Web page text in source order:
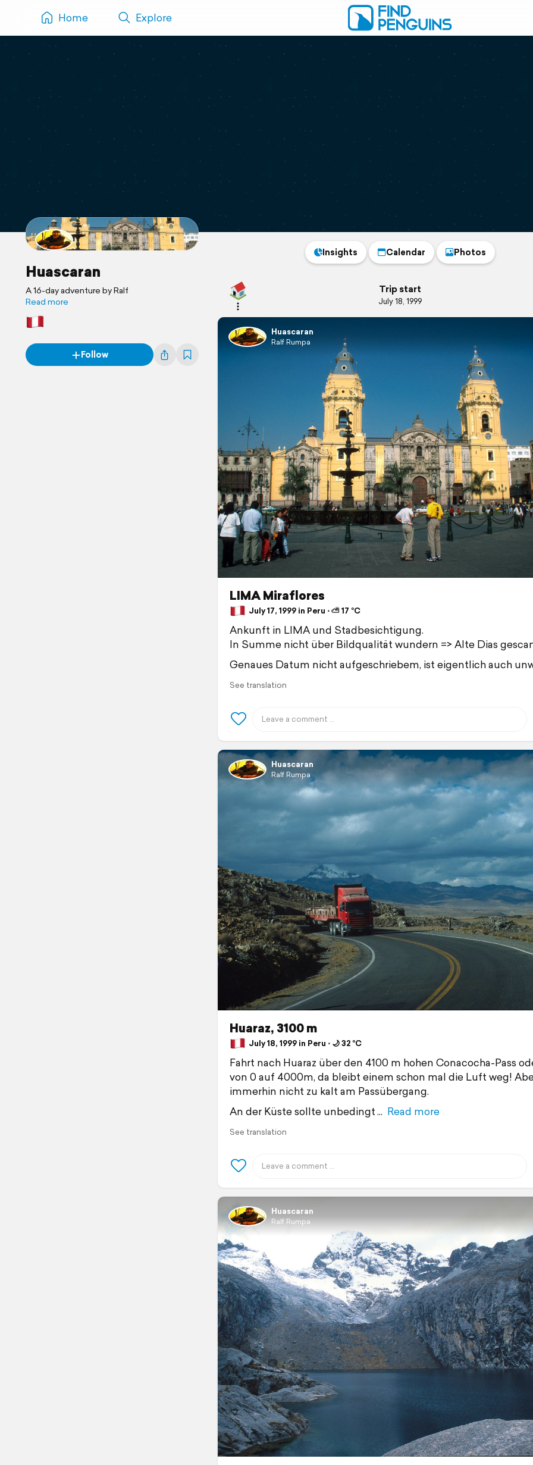
Home Explore
Huascaran
A 16-day adventure by Ralf
Read more
Follow
Insights Calendar Photos
Trip start
July 18, 1999
Huascaran
Ralf Rumpa
LIMA Miraflores
July 17, 1999 in Peru ⋅ ⛅ 17 °C
Ankunft in LIMA und Stadbesichtigung.
In Summe nicht über Bildqualität wundern => Alte Dias
Genaues Datum nicht aufgeschriebem, ist eigentlich auch
See translation
Huascaran
Ralf Rumpa
Huaraz, 3100 m
July 18, 1999 in Peru ⋅ 🌙 32 °C
Fahrt nach Huaraz über den 4100 m hohen Conacocha-Pass
von 0 auf 4000m, da bleibt einem schon mal die Luft weg!
immerhin nicht zu kalt am Passübergang.
An der Küste sollte unbedingt
Read more
See translation
Huascaran
Ralf Rumpa